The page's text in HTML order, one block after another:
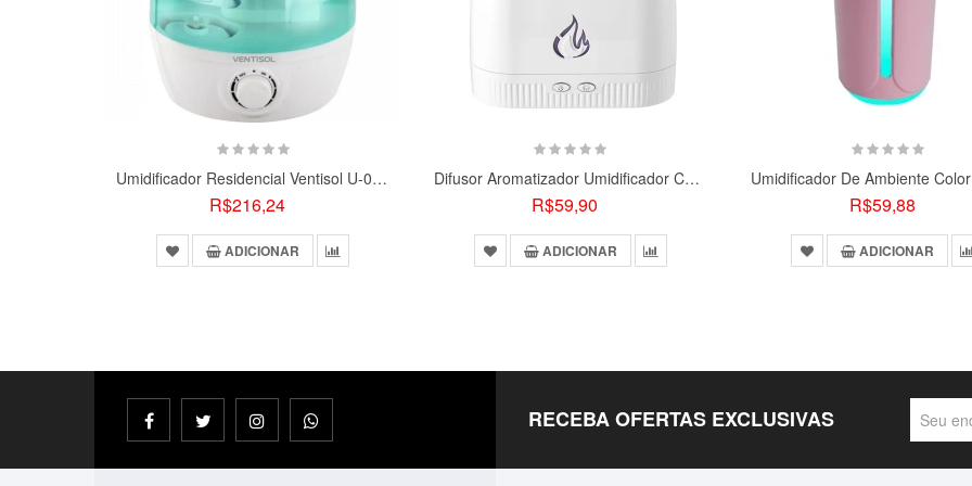
Perguntas Frequentes:
Qual modelo de filtro? Formato de cilindro. Verificar as dimensões do filtro na descrição.
Pode usar essência? Sim, a base de água.
Desliga sozinho quando acaba a água? Não.
Pode ficar ligado por quanto tempo? Não há um tempo máximo, porém é importante ter cuidado com o aquecimento,
Umidificador Residencial Ventisol U-04 3,7L Verde Bivolt
R$216,24
ADICIONAR
Difusor Aromatizador Umidificador Chamas Ar Óleos Essenciais
R$59,90
ADICIONAR
R$59,88
ADICIONAR
RECEBA OFERTAS EXCLUSIVAS